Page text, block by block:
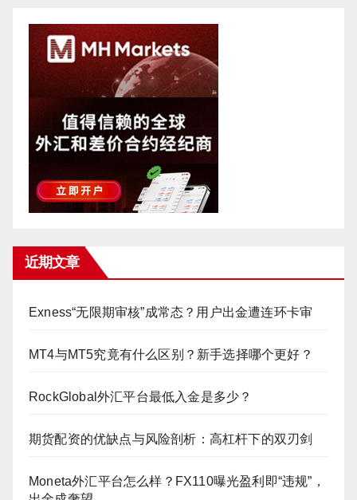
近期文章
Exness“无限期审核”成常态？用户出金遭连环卡审
MT4与MT5究竟有什么区别？新手选择哪个更好？
RockGlobal外汇平台最低入金是多少？
期货配资的优缺点与风险剖析：高杠杆下的双刃剑
Moneta外汇平台怎么样？FX110曝光盈利即“违规”，